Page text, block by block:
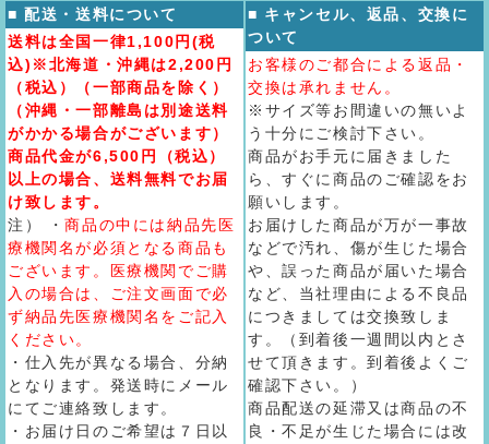
■ 配送・送料について
送料は全国一律1,100円(税
込)※北海道・沖縄は2,200円
（税込）（一部商品を除く）
（沖縄・一部離島は別途送料
がかかる場合がございます）
商品代金が6,500円（税込）
以上の場合、送料無料でお届
け致します。
注） ・商品の中には納品先医
療機関名が必須となる商品も
ございます。医療機関でご購
入の場合は、ご注文画面で必
ず納品先医療機関名をご記入
ください。
・仕入先が異なる場合、分納
となります。発送時にメール
にてご連絡致します。
・お届け日のご希望は７日以
■ キャンセル、返品、交換に
ついて
お客様のご都合による返品・
交換は承れません。
※サイズ等お間違いの無いよ
う十分にご検討下さい。
商品がお手元に届きました
ら、すぐに商品のご確認をお
願いします。
お届けした商品が万が一事故
などで汚れ、傷が生じた場合
や、誤った商品が届いた場合
など、当社理由による不良品
につきましては交換致しま
す。（到着後一週間以内とさ
せて頂きます。到着後よくご
確認下さい。）
商品配送の延滞又は商品の不
良・不足が生じた場合には改